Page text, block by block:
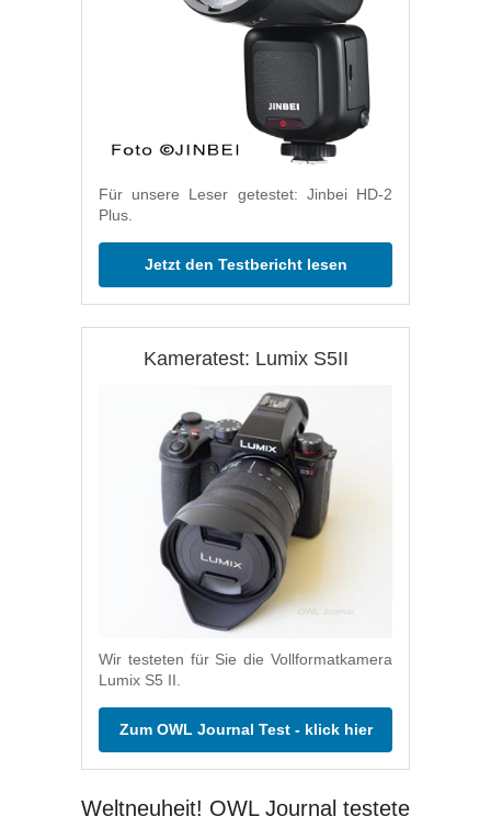
Für unsere Leser getestet: Jinbei HD-2
Plus.
Jetzt den Testbericht lesen
Kameratest: Lumix S5II
Wir testeten für Sie die Vollformatkamera
Lumix S5 II.
Zum OWL Journal Test - klick hier
Weltneuheit! OWL Journal testete